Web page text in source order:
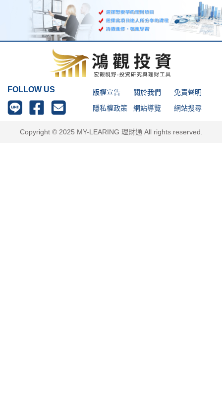
FOLLOW US 版權宣告 關於我們
免責聲明
隱私權政策
網站導覽 網站搜尋
Copyright © 2025 MY-LEARING 理財通 All rights reserved.